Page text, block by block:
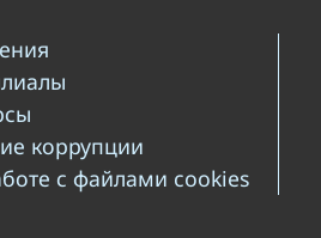
коррупции
с файлами cookies